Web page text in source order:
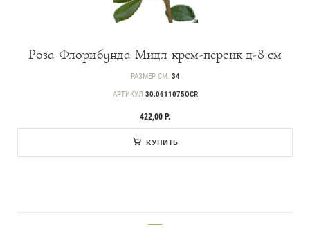
Роза Флорибунда Мидл крем-персик д-8 см
РАЗМЕР СМ. 34
АРТИКУЛ 30.0611075OCR
422,00 Р.
КУПИТЬ